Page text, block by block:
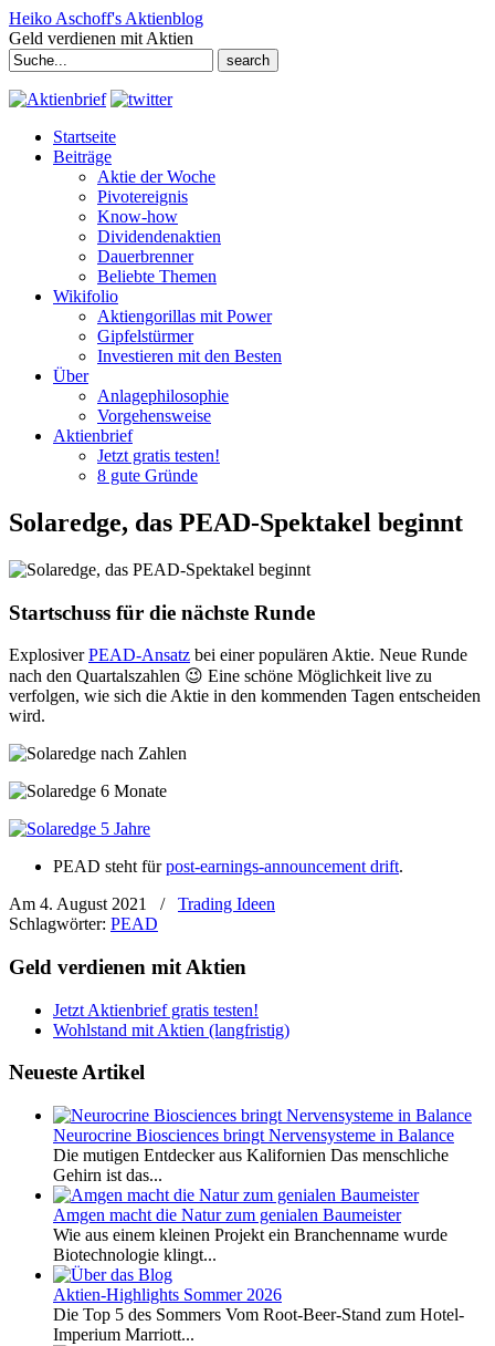
Heiko Aschoff's Aktienblog
Geld verdienen mit Aktien
Search
for:
Startseite
Beiträge
Aktie der Woche
Pivotereignis
Know-how
Dividendenaktien
Dauerbrenner
Beliebte Themen
Wikifolio
Aktiengorillas mit Power
Gipfelstürmer
Investieren mit den Besten
Über
Anlagephilosophie
Vorgehensweise
Aktienbrief
Jetzt gratis testen!
8 gute Gründe
Solaredge, das PEAD-Spektakel beginnt
Startschuss für die nächste Runde
ExplosiverPEAD-Ansatz bei einer populären Aktie. Neue Runde
nach den Quartalszahlen 😉 Eine schöne Möglichkeit live zu
verfolgen, wie sich die Aktie in den kommenden Tagen entscheiden
wird.
PEAD steht fürpost-earnings-announcement drift.
Am 4. August 2021
/
Trading Ideen
Schlagwörter: PEAD
Geld verdienen mit Aktien
Jetzt Aktienbrief gratis testen!
Wohlstand mit Aktien (langfristig)
Neueste Artikel
Neurocrine Biosciences bringt Nervensysteme in Balance
Die mutigen Entdecker aus Kalifornien Das menschliche
Gehirn ist das...
Amgen macht die Natur zum genialen Baumeister
Wie aus einem kleinen Projekt ein Branchenname wurde
Biotechnologie klingt...
Aktien-Highlights Sommer 2026
Die Top 5 des Sommers Vom Root-Beer-Stand zum Hotel-
Imperium Marriott...